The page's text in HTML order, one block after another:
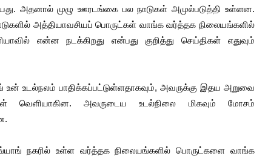
அதிரடி உத்தரவு!
கேணல் சங்கர் ஆகியோரின் நினைவெழுச்சி நாள் - 26.09.2021
தமிழின அழிப்பிற்கு நீதி கேட்டு நடைபெற்ற கவனயீர்ப்புப்
(படங்கள், விடியோ)
அதனால் முழு ஊரடங்கை பல நாடுகள் அமுல்படுத்தி உள்ளன.
அத்தியாவசியப் பொருட்கள் வாங்க வர்த்தக நிலையங்களில்
என்ன நடக்கிறது என்பது குறித்து செய்திகள் எதுவும்
உன் உடல்நலம் பாதிக்கப்பட்டுள்ளதாகவும், அவருக்கு இதய அறுவை
வெளியாகின. அவருடைய உடல்நிலை மிகவும் மோசம்
நகரில் உள்ள வர்த்தக நிலையங்களில் பொருட்களை வாங்க